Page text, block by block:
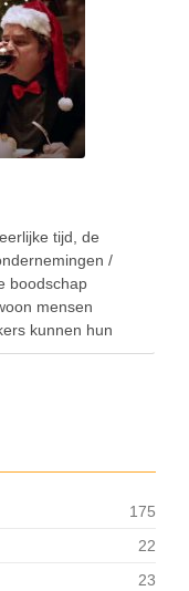
tijd, de
/
boodschap
mensen
kunnen hun
van humor, …
175
22
23